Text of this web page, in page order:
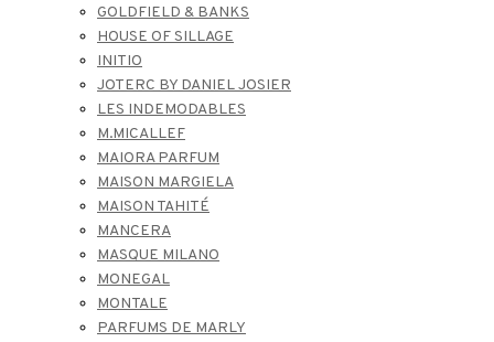
GOLDFIELD & BANKS
HOUSE OF SILLAGE
INITIO
JOTERC BY DANIEL JOSIER
LES INDEMODABLES
M.MICALLEF
MAIORA PARFUM
MAISON MARGIELA
MAISON TAHITÉ
MANCERA
MASQUE MILANO
MONEGAL
MONTALE
PARFUMS DE MARLY